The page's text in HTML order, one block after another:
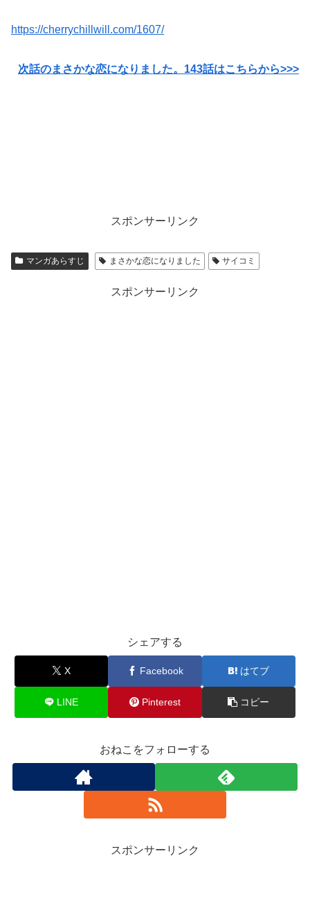
https://cherrychillwill.com/1607/
次話のまさかな恋になりました。143話はこちらから>>>
スポンサーリンク
マンガあらすじ まさかな恋になりました サイコミ
スポンサーリンク
シェアする
X Facebook はてブ
LINE Pinterest コピー
おねこをフォローする
スポンサーリンク